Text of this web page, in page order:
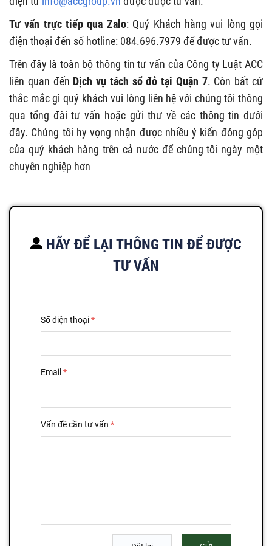
Tư vấn trực tiếp qua Zalo: Quý Khách hàng vui lòng gọi
điện thoại đến số hotline: 084.696.7979 để được tư vấn.
Trên đây là toàn bộ thông tin tư vấn của Công ty Luật ACC
liên quan đến Dịch vụ tách sổ đỏ tại Quận 7. Còn bất cứ
thắc mắc gì quý khách vui lòng liên hệ với chúng tôi thông
qua tổng đài tư vấn hoặc gửi thư về các thông tin dưới
đây. Chúng tôi hy vọng nhận được nhiều ý kiến đóng góp
của quý khách hàng trên cả nước để chúng tôi ngày một
chuyên nghiệp hơn
HÃY ĐỂ LẠI THÔNG TIN ĐỂ ĐƯỢC
TƯ VẤN